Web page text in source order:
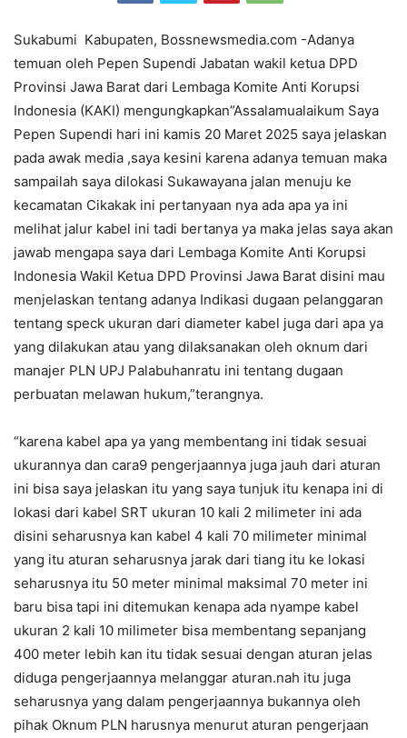
Sukabumi Kabupaten, Bossnewsmedia.com -Adanya
temuan oleh Pepen Supendi Jabatan wakil ketua DPD
Provinsi Jawa Barat dari Lembaga Komite Anti Korupsi
Indonesia (KAKI) mengungkapkan”Assalamualaikum Saya
Pepen Supendi hari ini kamis 20 Maret 2025 saya jelaskan
pada awak media ,saya kesini karena adanya temuan maka
sampailah saya dilokasi Sukawayana jalan menuju ke
kecamatan Cikakak ini pertanyaan nya ada apa ya ini
melihat jalur kabel ini tadi bertanya ya maka jelas saya akan
jawab mengapa saya dari Lembaga Komite Anti Korupsi
Indonesia Wakil Ketua DPD Provinsi Jawa Barat disini mau
menjelaskan tentang adanya Indikasi dugaan pelanggaran
tentang speck ukuran dari diameter kabel juga dari apa ya
yang dilakukan atau yang dilaksanakan oleh oknum dari
manajer PLN UPJ Palabuhanratu ini tentang dugaan
perbuatan melawan hukum,”terangnya.
“karena kabel apa ya yang membentang ini tidak sesuai
ukurannya dan cara9 pengerjaannya juga jauh dari aturan
ini bisa saya jelaskan itu yang saya tunjuk itu kenapa ini di
lokasi dari kabel SRT ukuran 10 kali 2 milimeter ini ada
disini seharusnya kan kabel 4 kali 70 milimeter minimal
yang itu aturan seharusnya jarak dari tiang itu ke lokasi
seharusnya itu 50 meter minimal maksimal 70 meter ini
baru bisa tapi ini ditemukan kenapa ada nyampe kabel
ukuran 2 kali 10 milimeter bisa membentang sepanjang
400 meter lebih kan itu tidak sesuai dengan aturan jelas
diduga pengerjaannya melanggar aturan.nah itu juga
seharusnya yang dalam pengerjaannya bukannya oleh
pihak Oknum PLN harusnya menurut aturan pengerjaan